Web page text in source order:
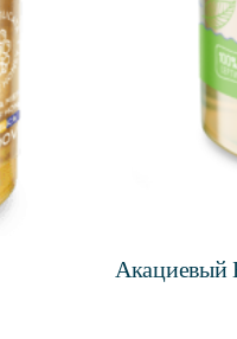
Акациевый